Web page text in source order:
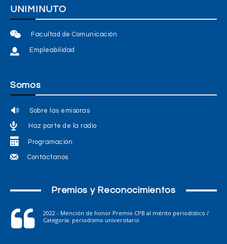
UNIMINUTO
Facultad de Comunicación
Empleabilidad
Somos
Sobre las emisoras
Haz parte de la radio
Programación
Contáctanos
Premios y Reconocimientos
2022 - Mención de honor Premio CPB al mérito periodístico /
Categoría: periodismo universitario